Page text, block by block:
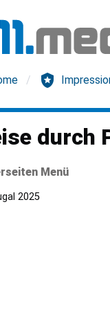
local_police
durch
Menü
2025